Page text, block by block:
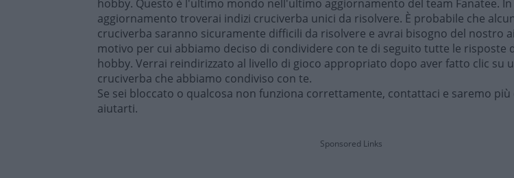
hobby. Questo è l'ultimo mondo nell'ultimo aggiornamento del team Fanatee.
aggiornamento troverai indizi cruciverba unici da risolvere. È probabile che
cruciverba saranno sicuramente difficili da risolvere e avrai bisogno del nostro
motivo per cui abbiamo deciso di condividere con te di seguito tutte le risposte
hobby. Verrai reindirizzato al livello di gioco appropriato dopo aver fatto clic su
cruciverba che abbiamo condiviso con te.
Se sei bloccato o qualcosa non funziona correttamente, contattaci e saremo più
aiutarti.
Sponsored Links